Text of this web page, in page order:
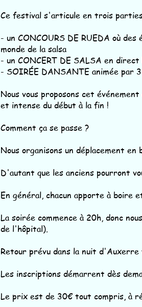
Ce festival s'articule en trois
- un CONCOURS DE RUEDA où
monde de la salsa
- un CONCERT DE SALSA en
- SOIRÉE DANSANTE animée par
Nous vous proposons cet
et intense du début à la fin !
Comment ça se passe ?
Nous organisons un déplacement en
D'autant que les anciens pourront
En général, chacun apporte à boire
La soirée commence à 20h, donc
de l'hôpital).
Retour prévu dans la nuit
Les inscriptions démarrent dès
Le prix est de 30€ tout compris, à